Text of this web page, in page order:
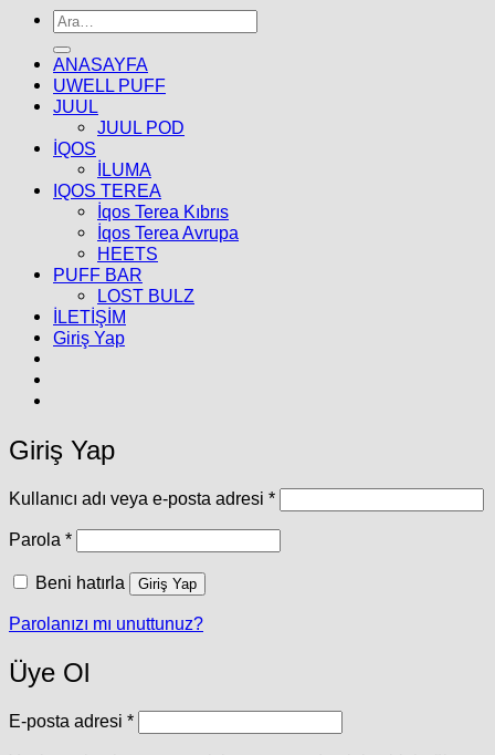
Ara:
ANASAYFA
UWELL PUFF
JUUL
JUUL POD
İQOS
İLUMA
IQOS TEREA
İqos Terea Kıbrıs
İqos Terea Avrupa
HEETS
PUFF BAR
LOST BULZ
İLETİŞİM
Giriş Yap
Giriş Yap
Kullanıcı adı veya e-posta adresi *Gerekli
Parola *Gerekli
Beni hatırla Giriş Yap
Parolanızı mı unuttunuz?
Üye Ol
E-posta adresi *Gerekli